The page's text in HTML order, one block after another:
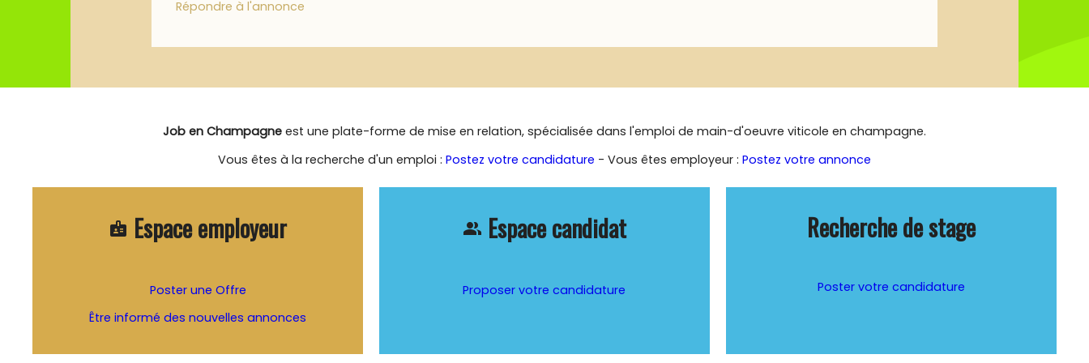
Répondre à l'annonce
Job en Champagne est une plate-forme de mise en relation, spécialisée dans l'emploi de main-d'oeuvre viticole en champagne.
Vous êtes à la recherche d'un emploi : Postez votre candidature - Vous êtes employeur : Postez votre annonce
badge Espace employeur
Poster une Offre
Être informé des nouvelles annonces
people_alt Espace candidat
Proposer votre candidature
Recherche de stage
Poster votre candidature